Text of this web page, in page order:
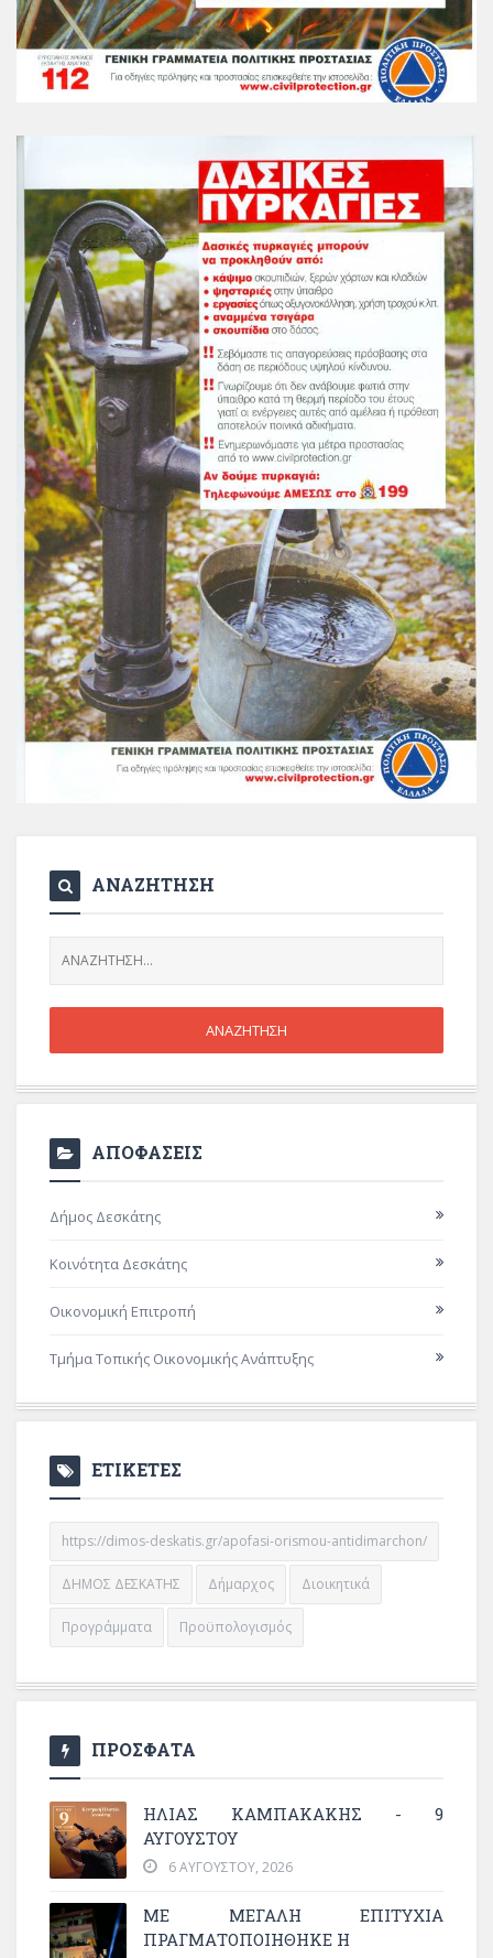
ΑΝΑΖΗΤΗΣΗ
ΑΠΟΦΑΣΕΙΣ
Δήμος Δεσκάτης
Κοινότητα Δεσκάτης
Οικονομική Επιτροπή
Τμήμα Τοπικής Οικονομικής Ανάπτυξης
ΕΤΙΚΕΤΕΣ
https://dimos-deskatis.gr/apofasi-orismou-antidimarchon/
ΔΗΜΟΣ ΔΕΣΚΑΤΗΣ Δήμαρχος Διοικητικά
Προγράμματα Προϋπολογισμός
ΠΡΟΣΦΑΤΑ
ΗΛΙΑΣ ΚΑΜΠΑΚΑΚΗΣ - 9
ΑΥΓΟΥΣΤΟΥ
6 ΑΥΓΟΎΣΤΟΥ, 2026
ΜΕ ΜΕΓΆΛΗ ΕΠΙΤΥΧΊΑ
ΠΡΑΓΜΑΤΟΠΟΙΉΘΗΚΕ Η